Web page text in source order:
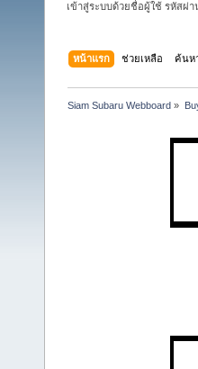
เข้าสู่ระบบด้วยชื่อผู้ใช้ รหัสผ่
หน้าแรก ช่วยเหลือ ค้นห
Siam Subaru Webboard »